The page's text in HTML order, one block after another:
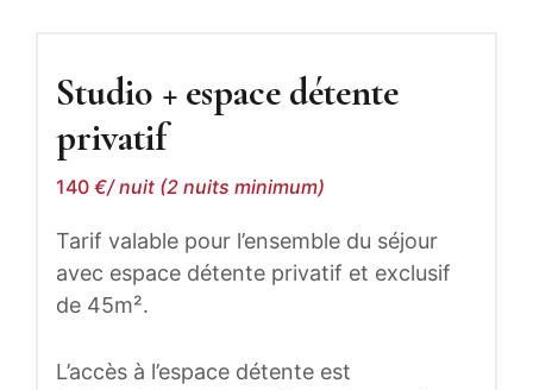
Studio + espace détente
privatif
140 €/ nuit (2 nuits minimum)
Tarif valable pour l’ensemble du séjour
avec espace détente privatif et exclusif
de 45m².
L’accès à l’espace détente est